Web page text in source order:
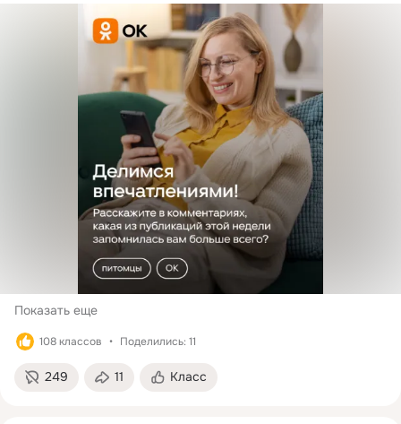
Показать еще
108 классов Поделились: 11
249 11 Класс